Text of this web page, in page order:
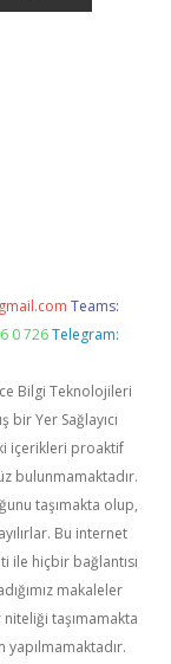
Teams:
0 726 Telegram:
Bilgi Teknolojileri
bir Yer Sağlayıcı
içerikleri proaktif
bulunmamaktadır.
taşımakta olup,
Bu internet
ile hiçbir bağlantısı
makaleler
taşımamakta
yapılmamaktadır.